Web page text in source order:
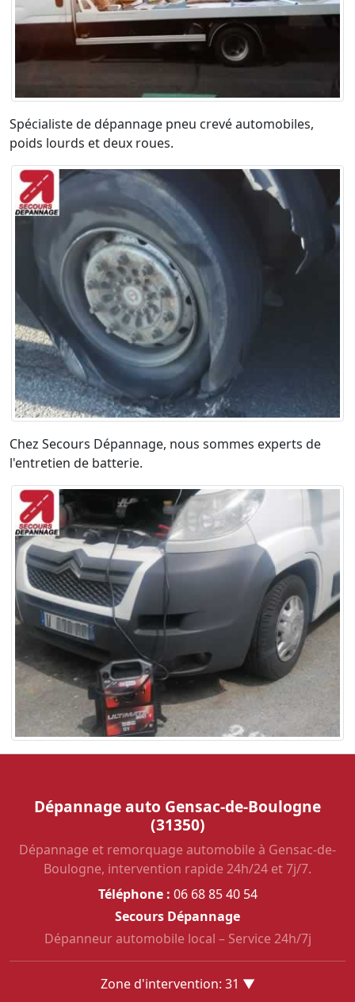
Spécialiste de dépannage pneu crevé automobiles,
poids lourds et deux roues.
Chez Secours Dépannage, nous sommes experts de
l'entretien de batterie.
Dépannage auto Gensac-de-Boulogne
(31350)
Dépannage et remorquage automobile à Gensac-de-
Boulogne, intervention rapide 24h/24 et 7j/7.
Téléphone : 06 68 85 40 54
Secours Dépannage
Dépanneur automobile local – Service 24h/7j
Zone d'intervention: 31 ▼